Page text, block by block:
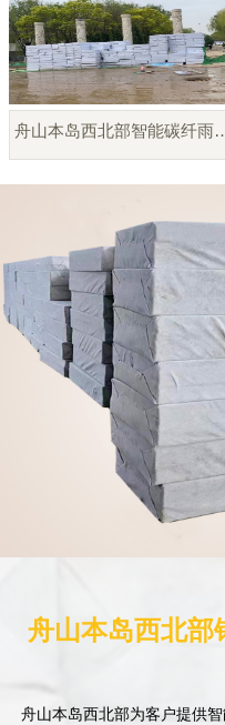
舟山本岛西北部智
舟山本岛西北部
舟山本岛西北部为客户提供